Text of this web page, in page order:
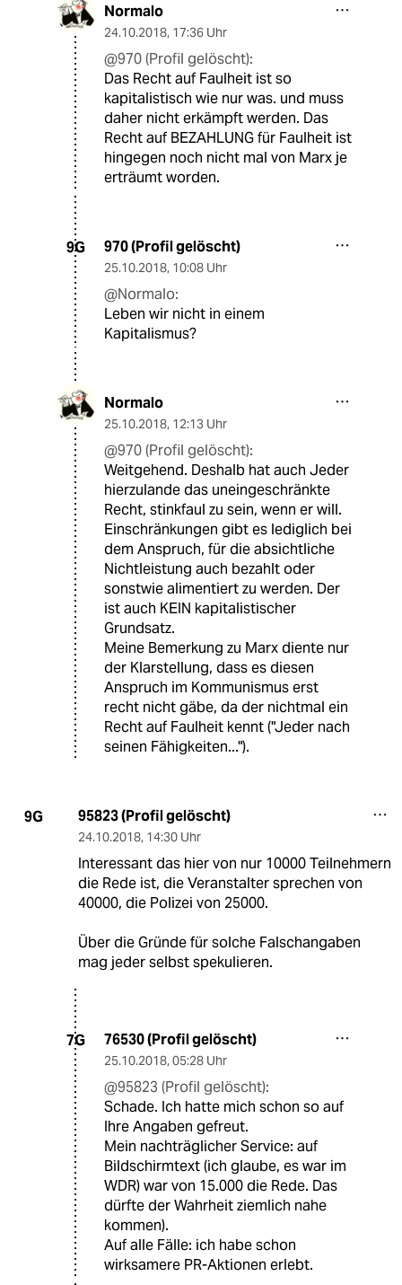
Normalo
24.10.2018, 17:36 Uhr
@970 (Profil gelöscht):
Das Recht auf Faulheit ist so
kapitalistisch wie nur was. und muss
daher nicht erkämpft werden. Das
Recht auf BEZAHLUNG für Faulheit ist
hingegen noch nicht mal von Marx je
erträumt worden.
9G 970 (Profil gelöscht)
25.10.2018, 10:08 Uhr
@Normalo:
Leben wir nicht in einem
Kapitalismus?
Normalo
25.10.2018, 12:13 Uhr
@970 (Profil gelöscht):
Weitgehend. Deshalb hat auch Jeder
hierzulande das uneingeschränkte
Recht, stinkfaul zu sein, wenn er will.
Einschränkungen gibt es lediglich bei
dem Anspruch, für die absichtliche
Nichtleistung auch bezahlt oder
sonstwie alimentiert zu werden. Der
ist auch KEIN kapitalistischer
Grundsatz.
Meine Bemerkung zu Marx diente nur
der Klarstellung, dass es diesen
Anspruch im Kommunismus erst
recht nicht gäbe, da der nichtmal ein
Recht auf Faulheit kennt ("Jeder nach
seinen Fähigkeiten...").
9G 95823 (Profil gelöscht)
24.10.2018, 14:30 Uhr
Interessant das hier von nur 10000 Teilnehmern
die Rede ist, die Veranstalter sprechen von
40000, die Polizei von 25000.
Über die Gründe für solche Falschangaben
mag jeder selbst spekulieren.
7G 76530 (Profil gelöscht)
25.10.2018, 05:28 Uhr
@95823 (Profil gelöscht):
Schade. Ich hatte mich schon so auf
Ihre Angaben gefreut.
Mein nachträglicher Service: auf
Bildschirmtext (ich glaube, es war im
WDR) war von 15.000 die Rede. Das
dürfte der Wahrheit ziemlich nahe
kommen).
Auf alle Fälle: ich habe schon
wirksamere PR-Aktionen erlebt.